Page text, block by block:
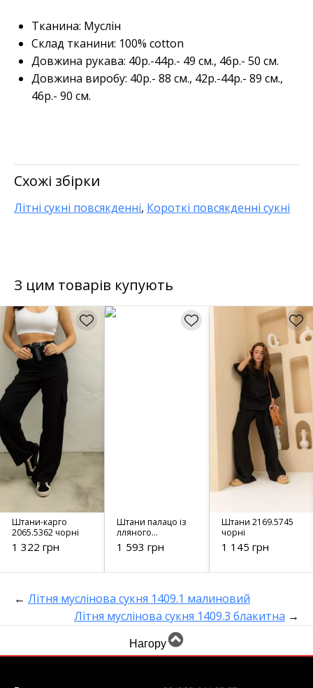
Тканина: Муслін
Склад тканини: 100% cotton
Довжина рукава: 40р.-44р.- 49 см., 46р.- 50 см.
Довжина виробу: 40р.- 88 см., 42р.-44р.- 89 см.,
46р.- 90 см.
Схожі збірки
Літні сукні повсякденні, Короткі повсякденні сукні
З цим товарів купують
Штани-карго
2065.5362 чорні
1 322 грн
Штани палацо із
лляного
матеріалу з
імітацією білизни
1 593 грн
Штани 2169.5745
чорні
1 145 грн
← Літня муслінова сукня 1409.1 малиновий
Літня муслінова сукня 1409.3 блакитна →
Нагору